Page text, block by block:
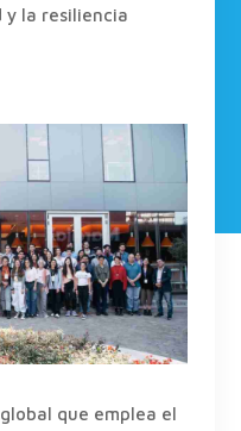
y la resiliencia
que emplea el